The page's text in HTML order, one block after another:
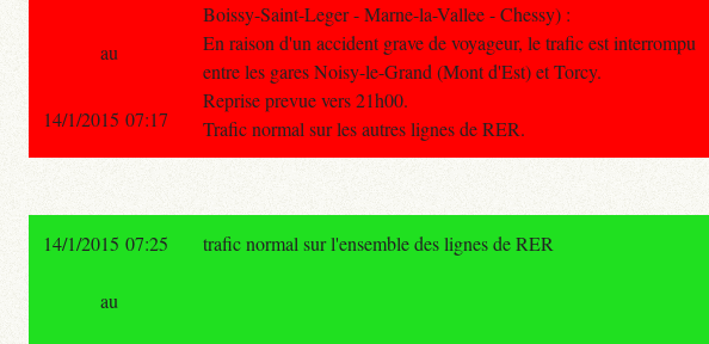
Boissy-Saint-Leger - Marne-la-Vallee - Chessy) :
En raison d'un accident grave de voyageur, le trafic est interrompu
entre les gares Noisy-le-Grand (Mont d'Est) et Torcy.
Reprise prevue vers 21h00.
Trafic normal sur les autres lignes de RER.
au
14/1/2015 07:17
14/1/2015 07:25 trafic normal sur l'ensemble des lignes de RER
au